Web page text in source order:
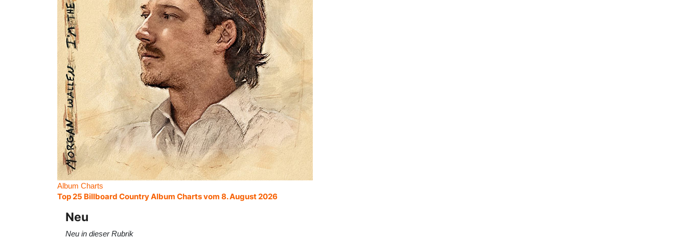
Album Charts
Top 25 Billboard Country Album Charts vom 8. August 2026
Neu
Neu in dieser Rubrik